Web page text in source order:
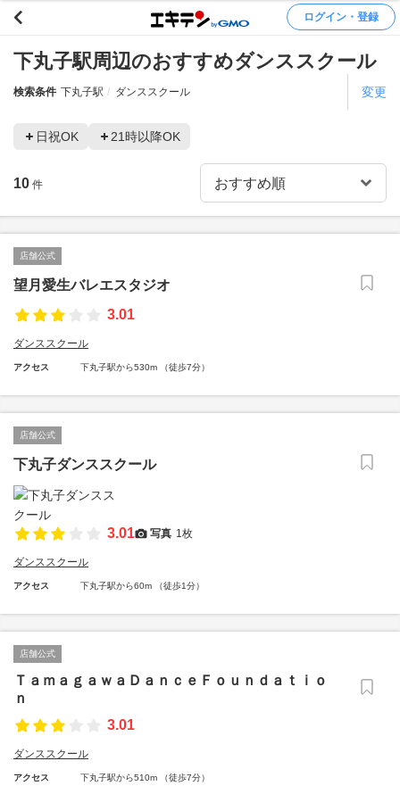
ログイン・登録
下丸子駅周辺のおすすめダンススクール
検索条件 下丸子駅 ダンススクール 変更
日祝OK 21時以降OK
10 件
店舗公式
望月愛生バレエスタジオ
3.01
ダンススクール
アクセス 下丸子駅から530m （徒歩7分）
店舗公式
下丸子ダンススクール
3.01 写真 1枚
ダンススクール
アクセス 下丸子駅から60m （徒歩1分）
店舗公式
ＴａｍａｇａｗａＤａｎｃｅＦｏｕｎｄａｔｉｏ
ｎ
3.01
ダンススクール
アクセス 下丸子駅から510m （徒歩7分）